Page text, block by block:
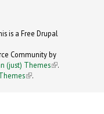
is a Free Drupal
Community by
(just) Themes (link is
.
(link is
.